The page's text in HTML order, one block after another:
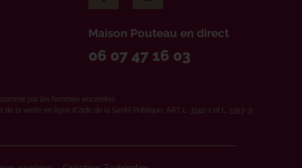
Maison Pouteau en direct
06 07 47 16 03
par les femmes enceintes.
la vente en ligne (Code de la Santé Publique, ART. L. 3342-1 et L. 3353-3).